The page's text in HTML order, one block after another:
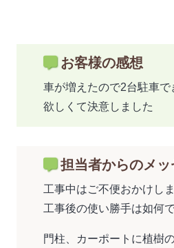
お客様の感想
車が増えたので2台駐車
欲しくて決意しました
担当者からのメッ
工事中はご不便おかけしま
工事後の使い勝手は如何
門柱、カーポートに植樹